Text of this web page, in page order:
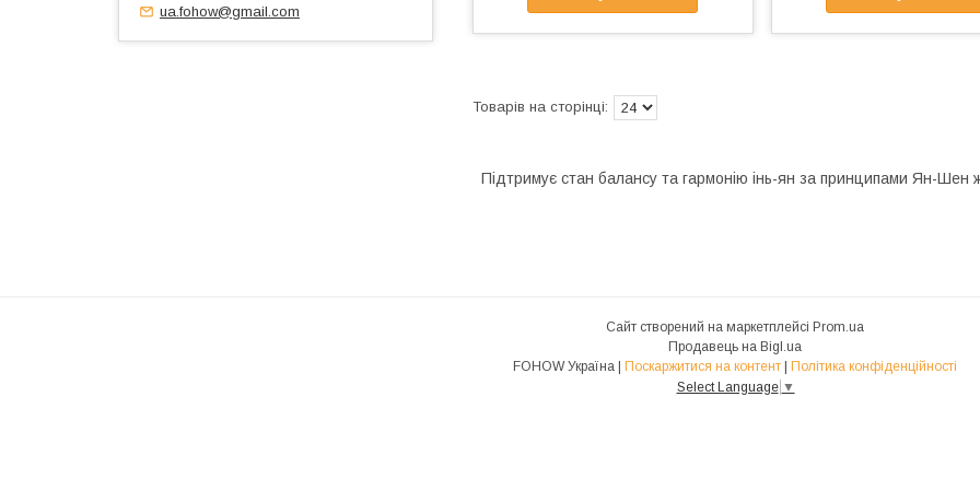
Підтримує стан балансу та гармонію інь-ян за принципами Ян-Шен
ua.fohow@gmail.com
Сайт створений на маркетплейсі Prom.ua
Продавець на Bigl.ua
FOHOW Україна | Поскаржитися на контент | Політика конфіденційності
Select Language ▼